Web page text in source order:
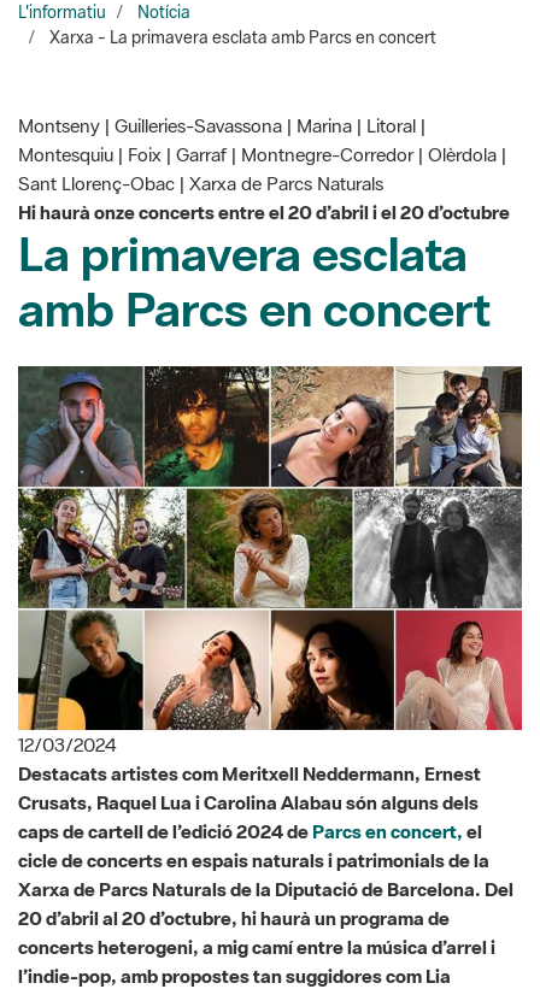
Montseny | Guilleries-Savassona | Marina | Litoral |
Hi haurà onze concerts entre el 20 d’abril i el 20 d’octubre
La primavera esclata
amb Parcs en concert
12/03/2024
Destacats artistes com Meritxell Neddermann, Ernest
Crusats, Raquel Lua i Carolina Alabau són alguns dels
caps de cartell de l’edició 2024 de
cicle de concerts en espais naturals i patrimonials de la
Xarxa de Parcs Naturals de la Diputació de Barcelona. Del
20 d’abril al 20 d’octubre, hi haurà un programa de
concerts heterogeni, a mig camí entre la música d’arrel i
l’indie-pop, amb propostes tan suggidores com Lia
Sampai, Vic Moliner, Gèls, Foresta i Sabana. També hi
tindrà el seu espai el diàleg mediterrani amb les veus del
cantautor alguerès Claudio Sanna i la cantautora catalana